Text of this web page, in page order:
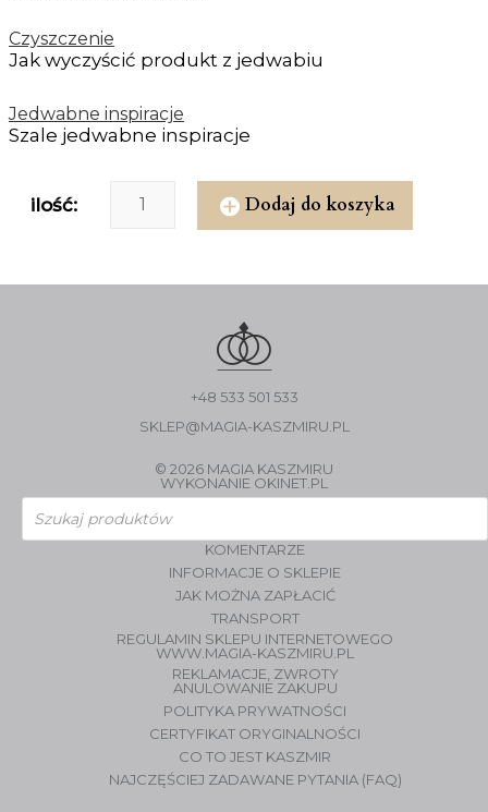
Czyszczenie
Jak wyczyścić produkt z jedwabiu
Jedwabne inspiracje
Szale jedwabne inspiracje
ilość: Dodaj do koszyka
+48 533 501 533
SKLEP@MAGIA-KASZMIRU.PL
© 2026 MAGIA KASZMIRU
WYKONANIE OKINET.PL
Wyszukiwarka
produktów
KOMENTARZE
INFORMACJE O SKLEPIE
JAK MOŻNA ZAPŁACIĆ
TRANSPORT
REGULAMIN SKLEPU INTERNETOWEGO
WWW.MAGIA-KASZMIRU.PL
REKLAMACJE, ZWROTY
ANULOWANIE ZAKUPU
POLITYKA PRYWATNOŚCI
CERTYFIKAT ORYGINALNOŚCI
CO TO JEST KASZMIR
NAJCZĘŚCIEJ ZADAWANE PYTANIA (FAQ)